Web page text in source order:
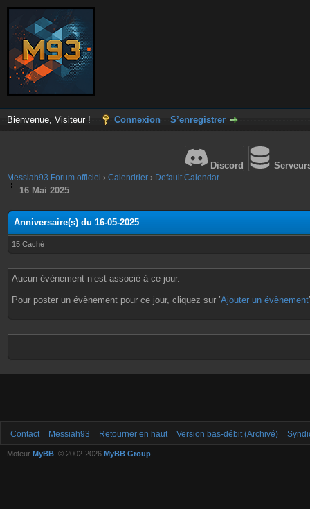
Bienvenue, Visiteur ! Connexion S’enregistrer
Discord
Messiah93 Forum officiel › Calendrier › Default Calendar
16 Mai 2025
Anniversaire(s) du 16-05-2025
15 Caché
Aucun évènement n’est associé à ce jour.
Pour poster un évènement pour ce jour, cliquez sur ’Ajouter un évènement
Contact Messiah93 Retourner en haut Version bas-débit (Archivé)
Moteur MyBB , © 2002-2026 MyBB Group